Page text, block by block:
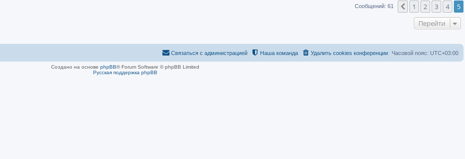
Сообщений: 61 Пред.
1 2 3 4 5
Перейти
Часовой пояс: UTC+03:00
Удалить cookies конференции
Наша команда
Связаться с администрацией
Создано на основе phpBB® Forum Software © phpBB Limited
Русская поддержка phpBB